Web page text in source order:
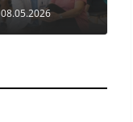
08.05.2026